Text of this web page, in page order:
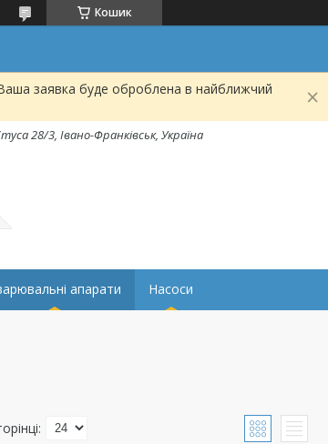
Кошик
заявка буде оброблена в найближчий
28/3, Івано-Франківськ, Україна
апарати Насоси